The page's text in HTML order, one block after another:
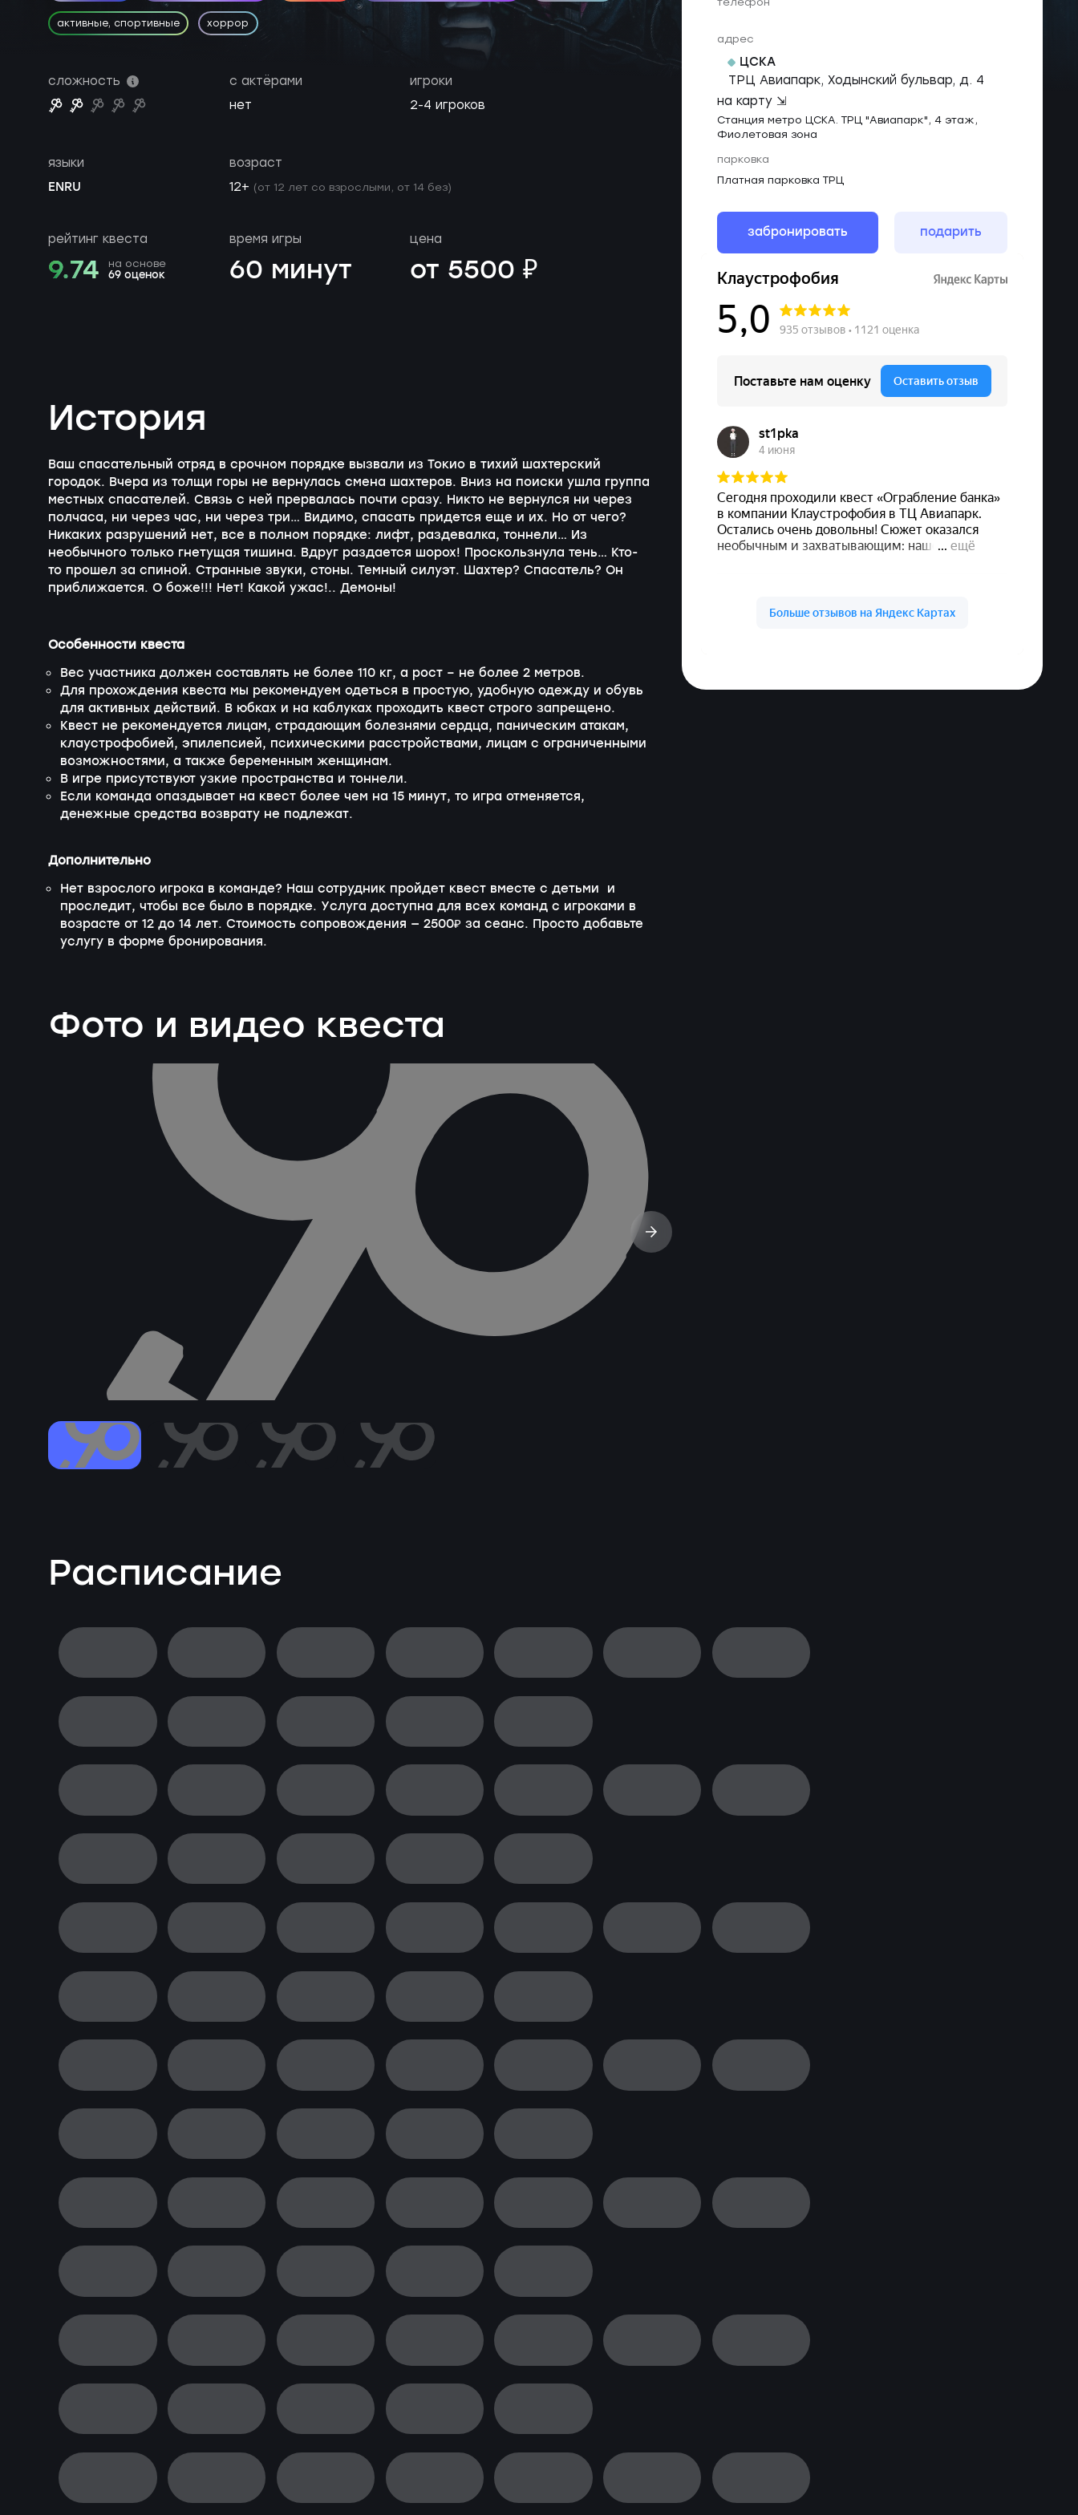
активные, спортивные хоррор
адрес
ЦСКА
ТРЦ Авиапарк, Ходынский бульвар, д. 4
на карту ⇲
Станция метро ЦСКА. ТРЦ "Авиапарк", 4 этаж,
Фиолетовая зона
парковка
Платная парковка ТРЦ
забронировать подарить
сложность
с актёрами
нет
игроки
2-4 игроков
языки
ENRU
возраст
12+ (от 12 лет со взрослыми, от 14 без)
рейтинг квеста
9.74 на основе
69 оценок
время игры
60 минут
цена
от 5500 ₽
История
Ваш спасательный отряд в срочном порядке вызвали из Токио в тихий шахтерский
городок. Вчера из толщи горы не вернулась смена шахтеров. Вниз на поиски ушла группа
местных спасателей. Связь с ней прервалась почти сразу. Никто не вернулся ни через
полчаса, ни через час, ни через три… Видимо, спасать придется еще и их. Но от чего?
Никаких разрушений нет, все в полном порядке: лифт, раздевалка, тоннели… Из
необычного только гнетущая тишина. Вдруг раздается шорох! Проскользнула тень… Кто-
то прошел за спиной. Странные звуки, стоны. Темный силуэт. Шахтер? Спасатель? Он
приближается. О боже!!! Нет! Какой ужас!.. Демоны!
Особенности квеста
Вес участника должен составлять не более 110 кг, а рост – не более 2 метров.
Для прохождения квеста мы рекомендуем одеться в простую, удобную одежду и обувь
для активных действий. В юбках и на каблуках проходить квест строго запрещено.
Квест не рекомендуется лицам, страдающим болезнями сердца, паническим атакам,
клаустрофобией, эпилепсией, психическими расстройствами, лицам с ограниченными
возможностями, а также беременным женщинам.
В игре присутствуют узкие пространства и тоннели.
Если команда опаздывает на квест более чем на 15 минут, то игра отменяется,
денежные средства возврату не подлежат.
Дополнительно
Нет взрослого игрока в команде? Наш сотрудник пройдет квест вместе с детьми и
проследит, чтобы все было в порядке. Услуга доступна для всех команд с игроками в
возрасте от 12 до 14 лет. Стоимость сопровождения — 2500₽ за сеанс. Просто добавьте
услугу в форме бронирования.
Фото и видео квеста
Расписание